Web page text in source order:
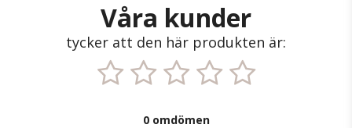
Våra kunder
tycker att den här produkten är:
0 omdömen